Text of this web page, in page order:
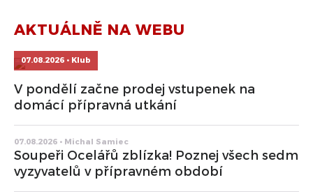
AKTUÁLNĚ NA WEBU
07.08.2026 • Klub
V pondělí začne prodej vstupenek na
domácí přípravná utkání
07.08.2026 • Michal Samiec
Soupeři Ocelářů zblízka! Poznej všech sedm
vyzyvatelů v přípravném období